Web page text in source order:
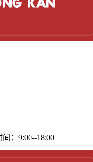
：9:00--18:00